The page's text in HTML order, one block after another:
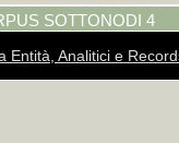
+
+
SOTTONODI 4
Entità, Analitici e